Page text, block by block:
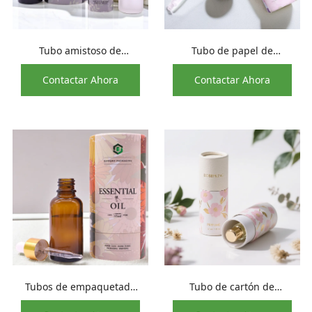
Tubo amistoso de
encargo del papel de la
botella de aceite esencial
del pelo de 10Ml 15Ml
Contactar Ahora
Tubo de papel de
embalaje protector de
botellas de vidrio, tubo
de cilindro de aceite
Contactar Ahora
Tubos de empaquetado
del aceite esencial
Tubo de cartón de
embalaje de botella